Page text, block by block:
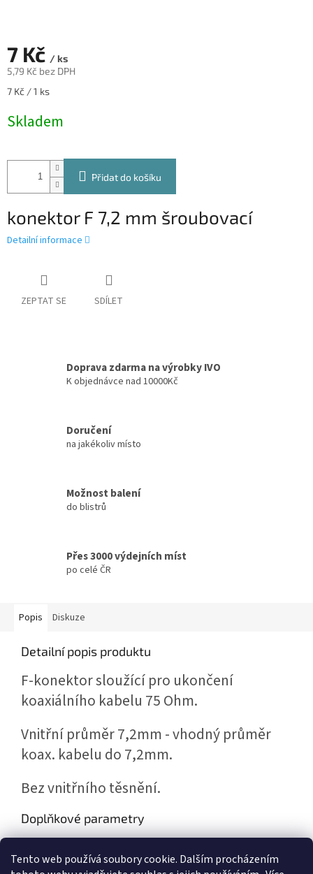
Tento web používá soubory cookie. Dalším procházením
7 Kč / ks
5,79 Kč bez DPH
Měrná
7 Kč / 1 ks
Skladem
Přidat do košíku
konektor F 7,2 mm šroubovací
Detailní informace
ZEPTAT SE SDÍLET
Doprava zdarma na výrobky IVO
K objednávce nad 10000Kč
Doručení
na jakékoliv místo
Možnost balení
do blistrů
Přes 3000 výdejních míst
po celé ČR
Popis Diskuze
Detailní popis produktu
F-konektor sloužící pro ukončení
koaxiálního kabelu 75 Ohm.
Vnitřní průměr 7,2mm - vhodný průměr
koax. kabelu do 7,2mm.
Bez vnitřního těsnění.
Doplňkové parametry
Hmotnost
0.004 kg